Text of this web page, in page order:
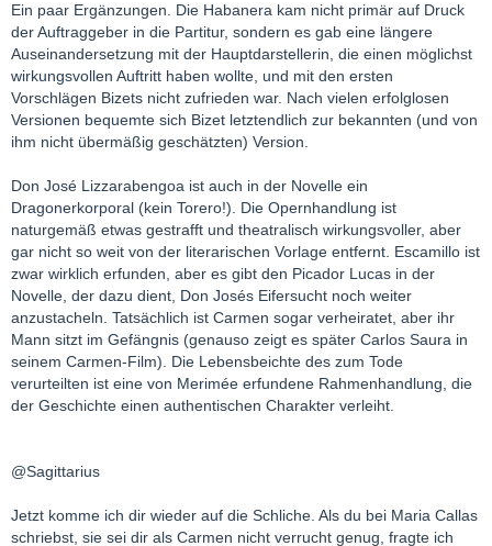
Ein paar Ergänzungen. Die Habanera kam nicht primär auf Druck
der Auftraggeber in die Partitur, sondern es gab eine längere
Auseinandersetzung mit der Hauptdarstellerin, die einen möglichst
wirkungsvollen Auftritt haben wollte, und mit den ersten
Vorschlägen Bizets nicht zufrieden war. Nach vielen erfolglosen
Versionen bequemte sich Bizet letztendlich zur bekannten (und von
ihm nicht übermäßig geschätzten) Version.
Don José Lizzarabengoa ist auch in der Novelle ein
Dragonerkorporal (kein Torero!). Die Opernhandlung ist
naturgemäß etwas gestrafft und theatralisch wirkungsvoller, aber
gar nicht so weit von der literarischen Vorlage entfernt. Escamillo ist
zwar wirklich erfunden, aber es gibt den Picador Lucas in der
Novelle, der dazu dient, Don Josés Eifersucht noch weiter
anzustacheln. Tatsächlich ist Carmen sogar verheiratet, aber ihr
Mann sitzt im Gefängnis (genauso zeigt es später Carlos Saura in
seinem Carmen-Film). Die Lebensbeichte des zum Tode
verurteilten ist eine von Merimée erfundene Rahmenhandlung, die
der Geschichte einen authentischen Charakter verleiht.
@Sagittarius
Jetzt komme ich dir wieder auf die Schliche. Als du bei Maria Callas
schriebst, sie sei dir als Carmen nicht verrucht genug, fragte ich